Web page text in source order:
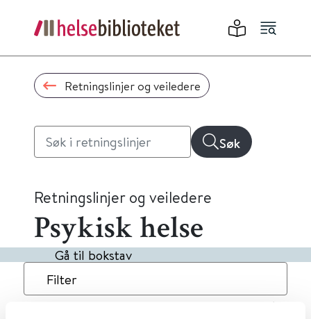
Retningslinjer og veiledere
Søk
Retningslinjer og veiledere
Psykisk helse
Gå til bokstav
Filter